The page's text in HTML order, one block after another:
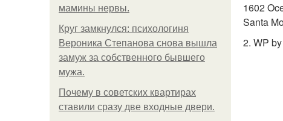
мамины нервы.
Круг замкнулся: психологиня
Вероника Степанова снова вышла
замуж за собственного бывшего
мужа.
Почему в советских квартирах
ставили сразу две входные двери.
1602
Santa
2. WP